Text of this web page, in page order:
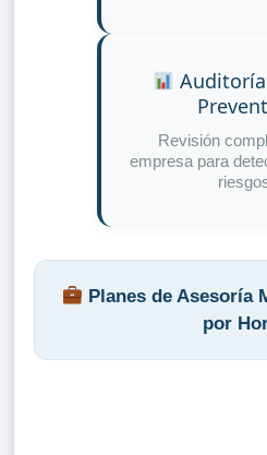
Revisión
empresa para
Planes de Asesoría
por